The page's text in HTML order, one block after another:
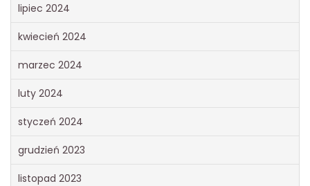
lipiec 2024
kwiecień 2024
marzec 2024
luty 2024
styczeń 2024
grudzień 2023
listopad 2023